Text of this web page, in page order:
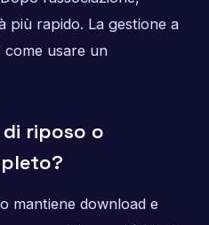
più rapido. La gestione a
come usare un
riposo o
mantiene download e